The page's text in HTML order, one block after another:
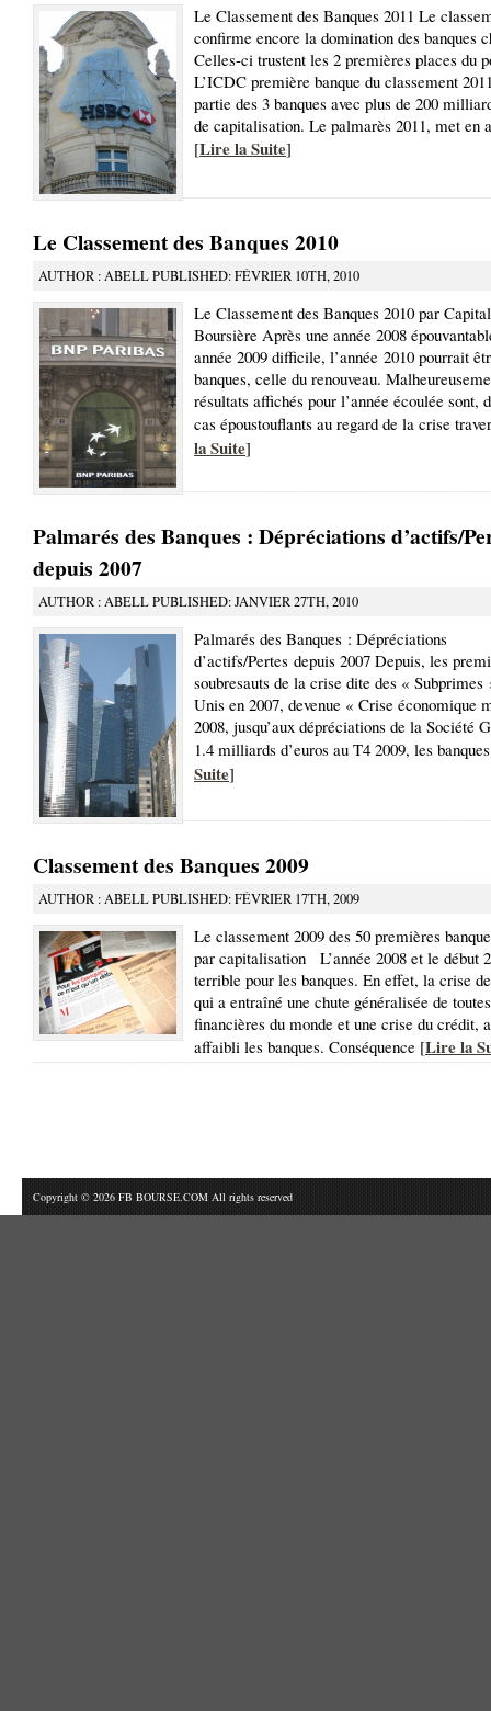
Le Classement des Banques 2011 Le
confirme encore la domination des banques
Celles-ci trustent les 2 premières places du
L’ICDC première banque du classement
partie des 3 banques avec plus de 200
de capitalisation. Le palmarès 2011, met en
[Lire la Suite]
Le Classement des Banques 2010
AUTHOR : ABELL PUBLISHED: FÉVRIER 10TH, 2010
Le Classement des Banques 2010 par
Boursière Après une année 2008
année 2009 difficile, l’année 2010 pourrait
banques, celle du renouveau.
résultats affichés pour l’année écoulée sont,
cas époustouflants au regard de la crise
la Suite]
Palmarés des Banques : Dépréciations d’actifs/
depuis 2007
AUTHOR : ABELL PUBLISHED: JANVIER 27TH, 2010
Palmarés des Banques : Dépréciations
d’actifs/Pertes depuis 2007 Depuis, les
soubresauts de la crise dite des « Subprimes
Unis en 2007, devenue « Crise économique
2008, jusqu’aux dépréciations de la Société
1.4 milliards d’euros au T4 2009, les
Suite]
Classement des Banques 2009
AUTHOR : ABELL PUBLISHED: FÉVRIER 17TH, 2009
Le classement 2009 des 50 premières
par capitalisation L’année 2008 et le début
terrible pour les banques. En effet, la crise
qui a entraîné une chute généralisée de
financières du monde et une crise du crédit,
affaibli les banques. Conséquence [Lire la
Copyright © 2026 FB BOURSE.COM All rights reserved